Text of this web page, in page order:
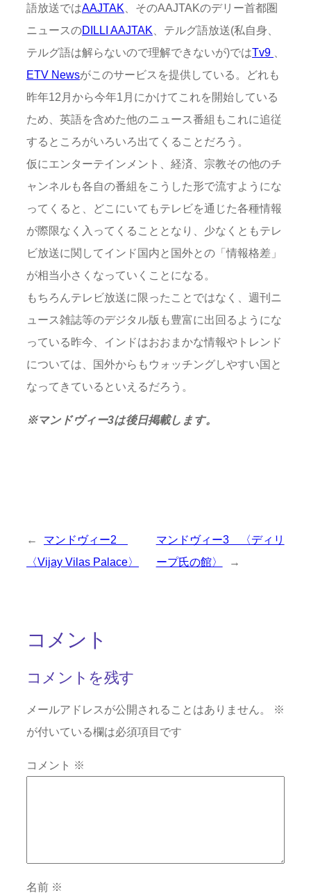
語放送ではAAJTAK 、そのAAJTAKのデリー首都圏
ニュースのDILLI AAJTAK 、テルグ語放送(私自身、
テルグ語は解らないので理解できないが)ではTv9
ETV Newsがこのサービスを提供している。どれも
昨年12月から今年1月にかけてこれを開始している
ため、英語を含めた他のニュース番組もこれに追従
するところがいろいろ出てくることだろう。
仮にエンターテインメント、経済、宗教その他のチ
ャンネルも各自の番組をこうした形で流すようにな
ってくると、どこにいてもテレビを通じた各種情報
が際限なく入ってくることとなり、少なくともテレ
ビ放送に関してインド国内と国外との「情報格差」
が相当小さくなっていくことになる。
もちろんテレビ放送に限ったことではなく、週刊ニ
ュース雑誌等のデジタル版も豊富に出回るようにな
っている昨今、インドはおおまかな情報やトレンド
については、国外からもウォッチングしやすい国と
なってきているといえるだろう。
※マンドヴィー3は後日掲載します。
←
マンドヴィー2
〈Vijay Vilas Palace〉
マンドヴィー3 〈ディリ
ープ氏の館〉
→
コメント
コメントを残す
メールアドレスが公開されることはありません。
※
が付いている欄は必須項目です
コメント ※
名前 ※